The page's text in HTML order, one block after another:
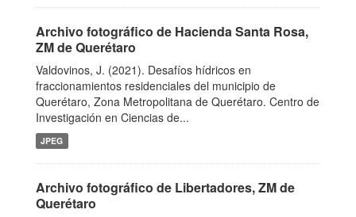
Archivo fotográfico de Hacienda Santa Rosa,
ZM de Querétaro
Valdovinos, J. (2021). Desafíos hídricos en
fraccionamientos residenciales del municipio de
Querétaro, Zona Metropolitana de Querétaro. Centro de
Investigación en Ciencias de...
JPEG
Archivo fotográfico de Libertadores, ZM de
Querétaro